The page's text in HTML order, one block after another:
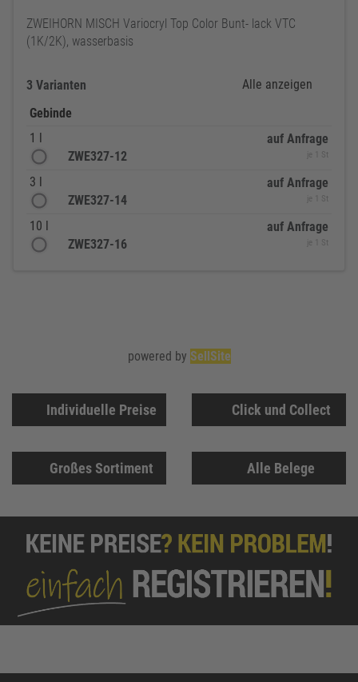
ZWEIHORN MISCH Variocryl Top Color Bunt- lack VTC
(1K/2K), wasserbasis
3 Varianten
Alle anzeigen
Gebinde
1 l
ZWE327-12
auf Anfrage
je 1 St
3 l
ZWE327-14
auf Anfrage
je 1 St
10 l
ZWE327-16
auf Anfrage
je 1 St
Individuelle Preise Click und Collect
Großes Sortiment Alle Belege
powered by SellSite